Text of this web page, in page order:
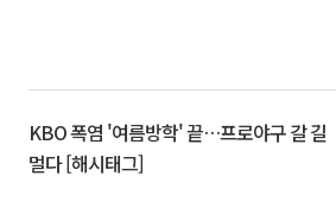
KBO 폭염 '여름방학' 끝…프로야구 갈 길
멀다 [해시태그]